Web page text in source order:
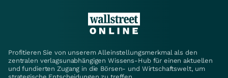
Profitieren Sie von unserem Alleinstellungsmerkmal als den
zentralen verlagsunabhängigen Wissens-Hub für einen aktuellen
und fundierten Zugang in die Börsen- und Wirtschaftswelt, um